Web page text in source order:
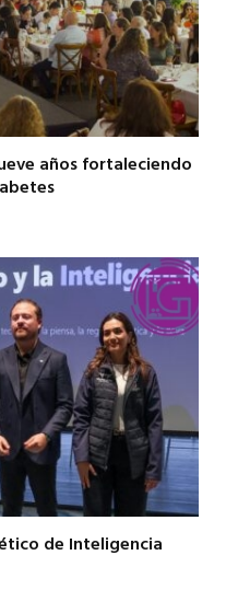
años fortaleciendo
de Inteligencia